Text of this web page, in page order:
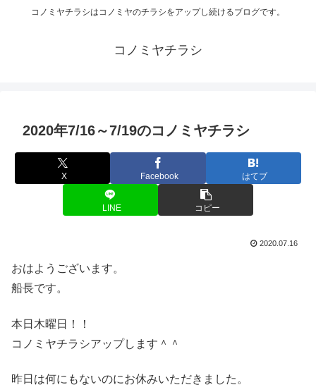
コノミヤチラシはコノミヤのチラシをアップし続けるブログです。
コノミヤチラシ
2020年7/16～7/19のコノミヤチラシ
X Facebook はてブ
LINE コピー
2020.07.16
おはようございます。
船長です。
本日木曜日！！
コノミヤチラシアップします＾＾
昨日は何にもないのにお休みいただきました。